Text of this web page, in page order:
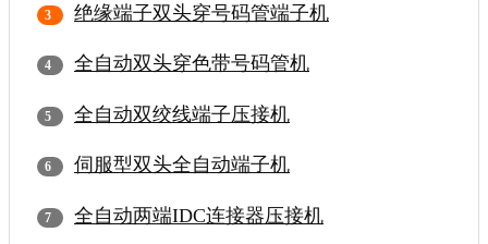
绝缘端子双头穿号码管端子机
全自动双头穿色带号码管机
全自动双绞线端子压接机
伺服型双头全自动端子机
全自动两端IDC连接器压接机